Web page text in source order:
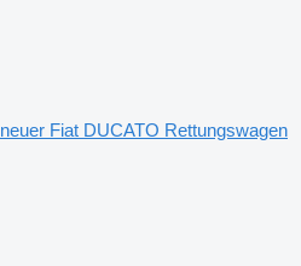
neuer Fiat DUCATO Rettungswagen